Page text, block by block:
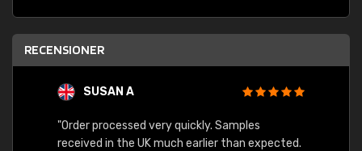
RECENSIONER
SUSAN A
"Order processed very quickly. Samples
received in the UK much earlier than expected.